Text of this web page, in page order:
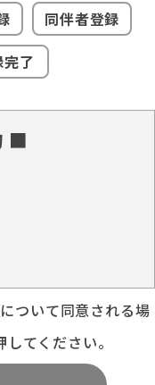
同伴者登録
了
■
ついて同意される場
てください。